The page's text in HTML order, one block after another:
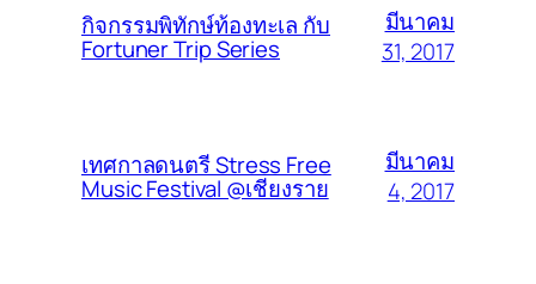
กิจกรรมพิทักษ์ท้องทะเล กับ
Fortuner Trip Series
มีนาคม
31, 2017
เทศกาลดนตรี Stress Free
Music Festival @เชียงราย
มีนาคม
4, 2017